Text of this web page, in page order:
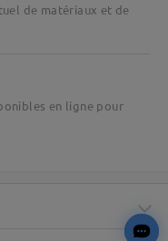
de matériaux et de
en ligne pour